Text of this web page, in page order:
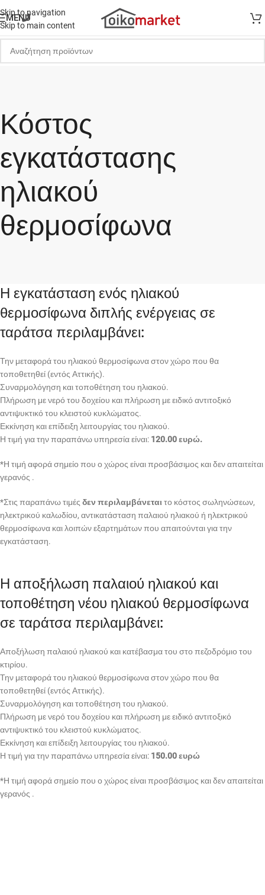
Skip to navigation
Skip to main content
MENU
Κόστος
εγκατάστασης
ηλιακού
θερμοσίφωνα
Η εγκατάσταση ενός ηλιακού
θερμοσίφωνα διπλής ενέργειας σε
ταράτσα περιλαμβάνει:
Την μεταφορά του ηλιακού θερμοσίφωνα στον χώρο που θα
τοποθετηθεί (εντός Αττικής).
Συναρμολόγηση και τοποθέτηση του ηλιακού.
Πλήρωση με νερό του δοχείου και πλήρωση με ειδικό αντιτοξικό
αντιψυκτικό του κλειστού κυκλώματος.
Εκκίνηση και επίδειξη λειτουργίας του ηλιακού.
Η τιμή για την παραπάνω υπηρεσία είναι: 120.00 ευρώ.
*Η τιμή αφορά σημείο που ο χώρος είναι προσβάσιμος και δεν απαιτείται
γερανός .
*Στις παραπάνω τιμές δεν περιλαμβάνεται το κόστος σωληνώσεων,
ηλεκτρικού καλωδίου, αντικατάσταση παλαιού ηλιακού ή ηλεκτρικού
θερμοσίφωνα και λοιπών εξαρτημάτων που απαιτούνται για την
εγκατάσταση.
Η αποξήλωση παλαιού ηλιακού και
τοποθέτηση νέου ηλιακού θερμοσίφωνα
σε ταράτσα περιλαμβάνει:
Αποξήλωση παλαιού ηλιακού και κατέβασμα του στο πεζοδρόμιο του
κτιρίου.
Την μεταφορά του ηλιακού θερμοσίφωνα στον χώρο που θα
τοποθετηθεί (εντός Αττικής).
Συναρμολόγηση και τοποθέτηση του ηλιακού.
Πλήρωση με νερό του δοχείου και πλήρωση με ειδικό αντιτοξικό
αντιψυκτικό του κλειστού κυκλώματος.
Εκκίνηση και επίδειξη λειτουργίας του ηλιακού.
Η τιμή για την παραπάνω υπηρεσία είναι: 150.00 ευρώ
*Η τιμή αφορά σημείο που ο χώρος είναι προσβάσιμος και δεν απαιτείται
γερανός .